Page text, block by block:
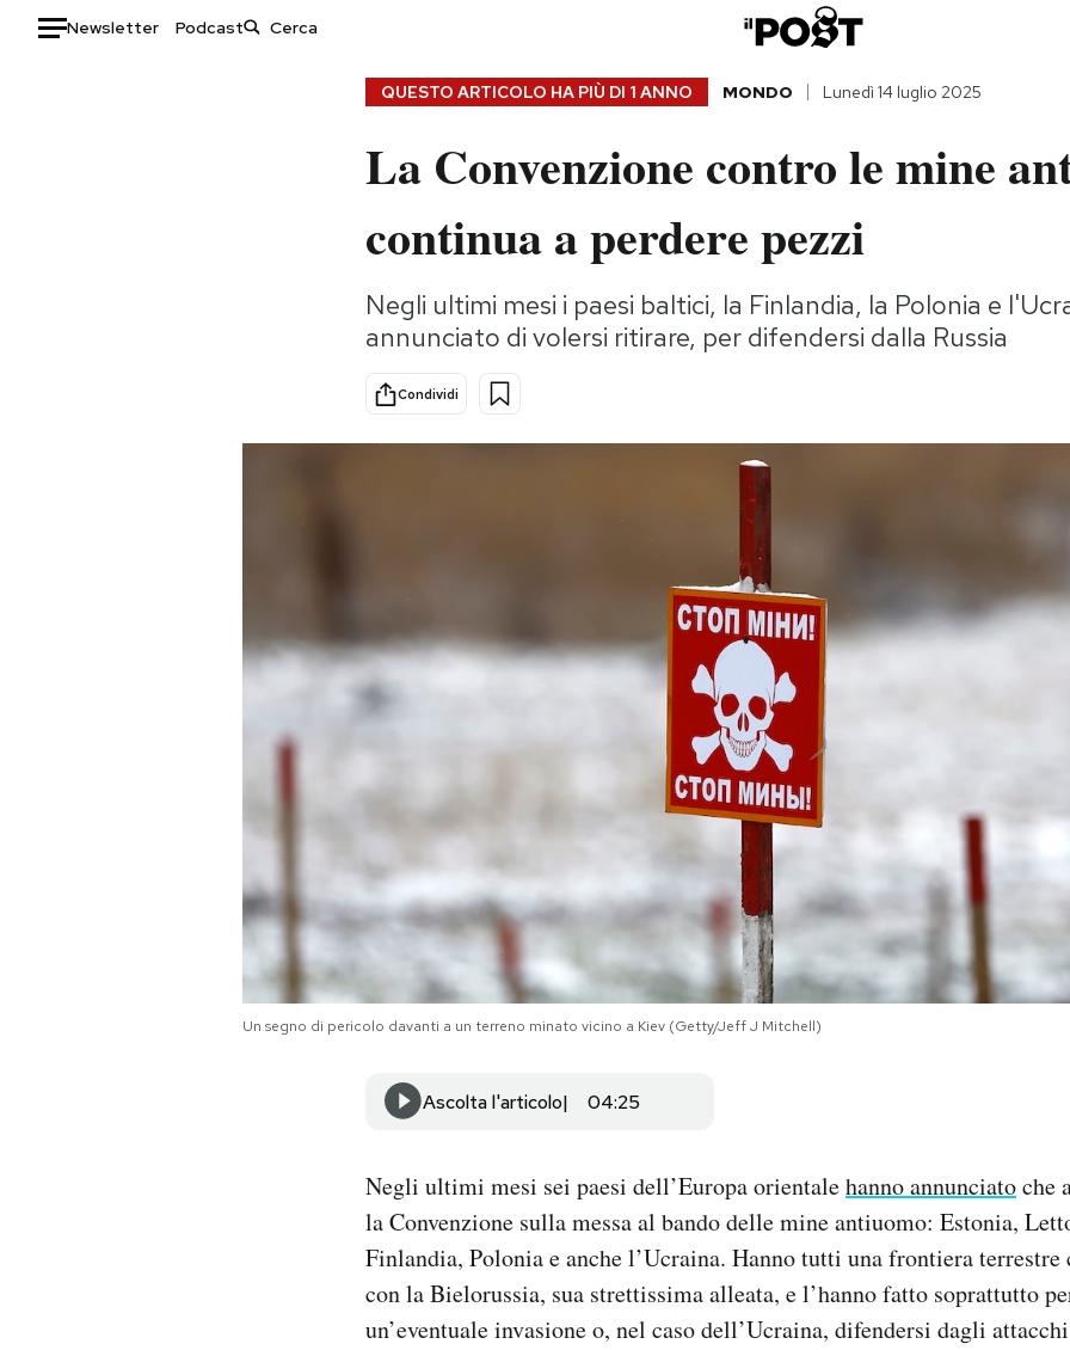
Newsletter Podcast
Storie/Idee
Ok Boomer!
Altrecose
AREA PERSONALE
QUESTO ARTICOLO HA PIÙ DI 1 ANNO MONDO Lunedì 14 luglio 2025
La Convenzione contro le mine
continua a perdere pezzi
Negli ultimi mesi i paesi baltici, la Finlandia, la Polonia e
annunciato di volersi ritirare, per difendersi dalla Russia
Condividi
Un segno di pericolo davanti a un terreno minato vicino a Kiev (Getty/Jeff J Mitchell)
Ascolta l'articolo 04:25
Negli ultimi mesi sei paesi dell’Europa orientalehanno annunciatoche
la Convenzione sulla messa al bando delle mine antiuomo: Estonia,
Finlandia, Polonia e anche l’Ucraina. Hanno tutti una frontiera terrestre
con la Bielorussia, sua strettissima alleata, e l’hanno fatto soprattutto
un’eventuale invasione o, nel caso dell’Ucraina, difendersi dagli